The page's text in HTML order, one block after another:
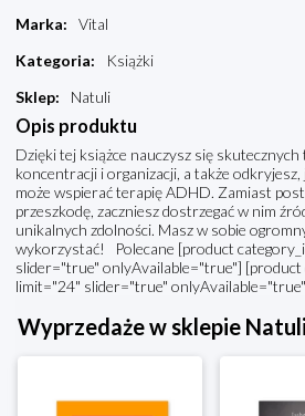
Marka:
Vital
Kategoria:
Książki
Sklep: Natuli
Opis produktu
Dzięki tej książce nauczysz się
koncentracji i organizacji, a także
może wspierać terapię ADHD. Zamiast
przeszkodę, zaczniesz dostrzegać w nim
unikalnych zdolności. Masz w sobie
wykorzystać! Polecane [product
slider="true" onlyAvailable="true"] [product
limit="24" slider="true"
Wyprzedaże w sklepie Natuli